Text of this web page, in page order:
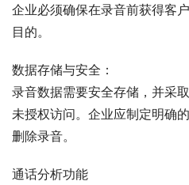
企业必须确保在录音前获得客
目的。
数据存储与安全：
录音数据需要安全存储，并采
未授权访问。企业应制定明确
删除录音。
通话分析功能